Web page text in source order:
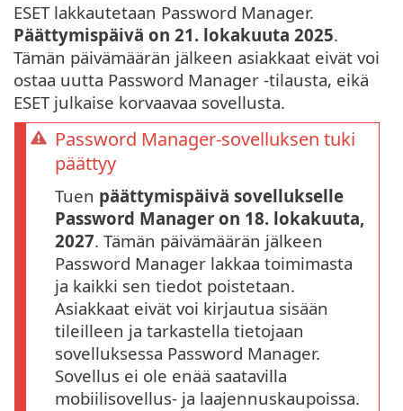
ESET lakkautetaan Password Manager.
Päättymispäivä on 21. lokakuuta 2025.
Tämän päivämäärän jälkeen asiakkaat eivät voi
ostaa uutta Password Manager -tilausta, eikä
ESET julkaise korvaavaa sovellusta.
Password Manager-sovelluksen tuki
päättyy
Tuen päättymispäivä sovellukselle
Password Manager on 18. lokakuuta,
2027. Tämän päivämäärän jälkeen
Password Manager lakkaa toimimasta
ja kaikki sen tiedot poistetaan.
Asiakkaat eivät voi kirjautua sisään
tileilleen ja tarkastella tietojaan
sovelluksessa Password Manager.
Sovellus ei ole enää saatavilla
mobiilisovellus- ja laajennuskaupoissa.